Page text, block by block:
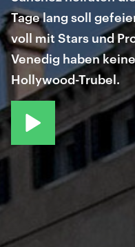
Tage lang soll
voll mit Stars und
Venedig haben
Hollywood-Trubel.